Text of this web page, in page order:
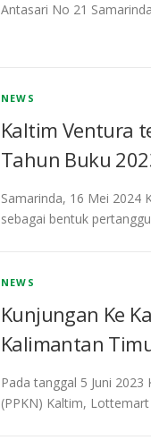
Antasari No 21
NEWS
Kaltim Ventura
Tahun Buku
Samarinda, 16 Mei 2024
sebagai bentuk
NEWS
Kunjungan Ke
Kalimantan
Pada tanggal 5 Juni
(PPKN) Kaltim,